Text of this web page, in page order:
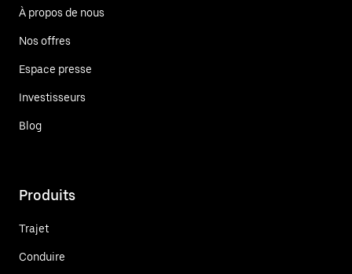
À propos de nous
Nos offres
Espace presse
Investisseurs
Blog
Produits
Trajet
Conduire